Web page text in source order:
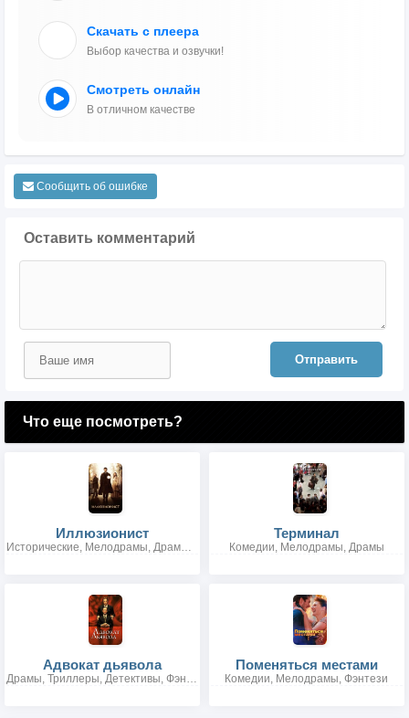
Скачать с плеера
Выбор качества и озвучки!
Смотреть онлайн
В отличном качестве
Сообщить об ошибке
Оставить комментарий
Отправить
Что еще посмотреть?
Иллюзионист
Исторические, Мелодрамы, Драмы, Триллеры, Детективы, Фэнтези
Терминал
Комедии, Мелодрамы, Драмы
Адвокат дьявола
Драмы, Триллеры, Детективы, Фэнтези
Поменяться местами
Комедии, Мелодрамы, Фэнтези